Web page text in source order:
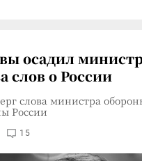
осадил
слов о России
слова министра
России
15